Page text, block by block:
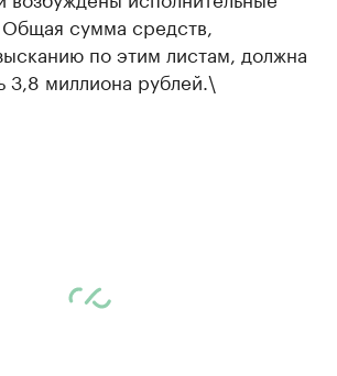
Общая сумма средств,
по этим листам, должна
3,8 миллиона рублей.\